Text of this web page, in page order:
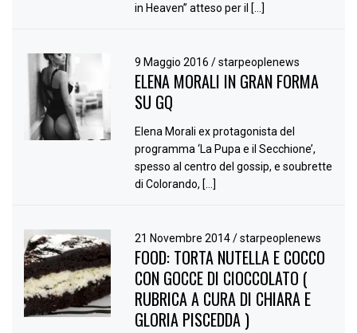
in Heaven” atteso per il […]
9 Maggio 2016/ starpeoplenews
ELENA MORALI IN GRAN FORMA
SU GQ
Elena Morali ex protagonista del
programma ‘La Pupa e il Secchione’,
spesso al centro del gossip, e soubrette
di Colorando, […]
21 Novembre 2014/ starpeoplenews
FOOD: TORTA NUTELLA E COCCO
CON GOCCE DI CIOCCOLATO (
RUBRICA A CURA DI CHIARA E
GLORIA PISCEDDA )